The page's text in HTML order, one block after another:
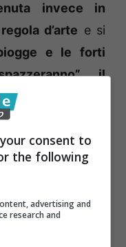
invece in
d’arte e si
e le forti
il
ultimi giorni di
di
consent to
the following
advertising and
research and